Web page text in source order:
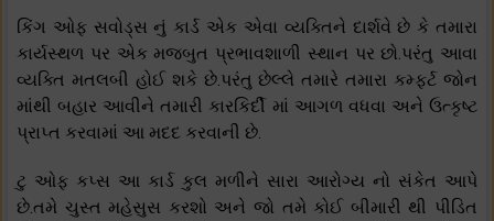
કિંગ ઓફ સવોડ્સ નું કાર્ડ એક એવા વ્યક્તિને દાર્શવે છે કે તમારા
કાર્યસ્થળ પર એક મજબુત પ્રભાવશાળી સ્થાન પર છો.પરંતુ આવા
વ્યક્તિ મતલબી હોઈ શકે છે.પરંતુ છેલ્લે તમારે તમારા કમ્ફર્ટ જોન
માંથી બહાર આવીને તમારી કારકિર્દી માં આગળ વધવા અને ઉત્કૃષ્ટ
પ્રાપ્ત કરવામાં આ મદદ કરવાની છે.
ટુ ઓફ કપ્સ આ કાર્ડ કુલ મળીને સારા આરોગ્ય નો સંકેત આપે
છે.તમે ચુસ્ત મહેસુસ કરશો અને જો તમે કોઈ બીમારી થી પીડિત